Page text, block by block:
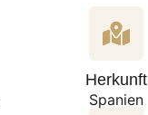
Herkunft
Spanien